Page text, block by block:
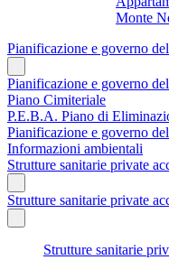
Monte
Pianificazione e governo
Pianificazione e governo
Piano Cimiteriale
P.E.B.A. Piano di
Pianificazione e governo
Informazioni ambientali
Strutture sanitarie private
Strutture sanitarie private
Strutture sanitarie